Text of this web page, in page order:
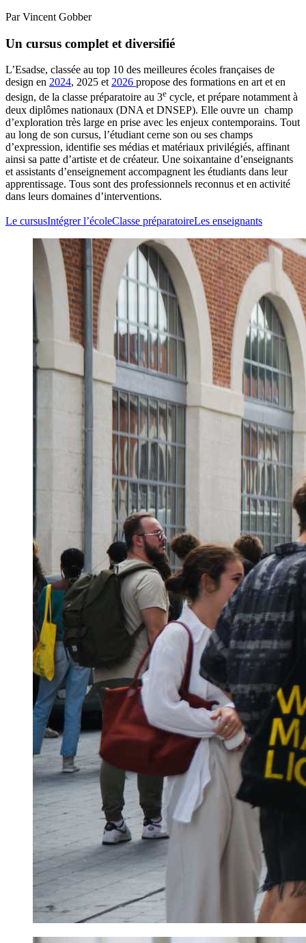
Par Vincent Gobber
Un cursus complet et diversifié
L’Esadse, classée au top 10 des meilleures écoles françaises de
design en 2024, 2025 et 2026 propose des formations en art et en
design, de la classe préparatoire au 3e cycle, et prépare notamment à
deux diplômes nationaux (DNA et DNSEP). Elle ouvre un champ
d’exploration très large en prise avec les enjeux contemporains. Tout
au long de son cursus, l’étudiant cerne son ou ses champs
d’expression, identifie ses médias et matériaux privilégiés, affinant
ainsi sa patte d’artiste et de créateur. Une soixantaine d’enseignants
et assistants d’enseignement accompagnent les étudiants dans leur
apprentissage. Tous sont des professionnels reconnus et en activité
dans leurs domaines d’interventions.
Le cursusIntégrer l’écoleClasse préparatoireLes enseignants